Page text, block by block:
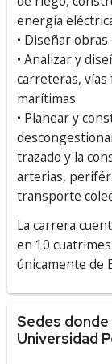
energía
• Diseñar
• Analizar y
carreteras,
marítimas.
• Planear y
trazado y la
arterias,
transporte
La carrera
en 10
únicamente de
Sedes donde
Universidad